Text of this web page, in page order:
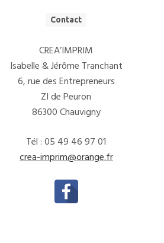
Contact
CREA’IMPRIM
Isabelle & Jérôme Tranchant
6, rue des Entrepreneurs
ZI de Peuron
86300 Chauvigny
Tél : 05 49 46 97 01
crea-imprim@orange.fr